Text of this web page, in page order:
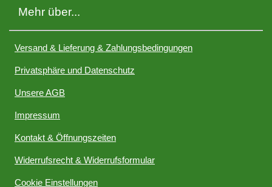
Mehr über...
Versand & Lieferung & Zahlungsbedingungen
Privatsphäre und Datenschutz
Unsere AGB
Impressum
Kontakt & Öffnungszeiten
Widerrufsrecht & Widerrufsformular
Cookie Einstellungen